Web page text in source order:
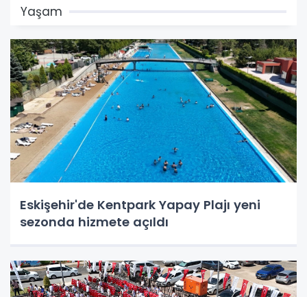
Yaşam
Eskişehir'de Kentpark Yapay Plajı yeni
sezonda hizmete açıldı